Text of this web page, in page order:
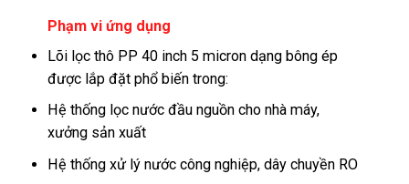
Phạm vi ứng dụng
Lõi lọc thô PP 40 inch 5 micron dạng bông ép
được lắp đặt phổ biến trong:
Hệ thống lọc nước đầu nguồn cho nhà máy,
xưởng sản xuất
Hệ thống xử lý nước công nghiệp, dây chuyền RO